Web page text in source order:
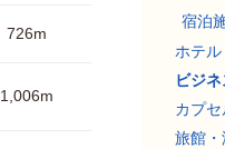
726m
1,006m
宿泊
ホテル
ビジ
カプ
旅館